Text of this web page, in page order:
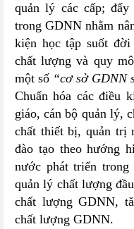
quản lý các cấp;
trong GDNN nhằm
kiện học tập suốt
chất lượng và quy
một số “cơ sở GDNN
Chuẩn hóa các điều
giáo, cán bộ quản lý,
chất thiết bị, quản trị
đào tạo theo hướng
nước phát triển
quản lý chất lượng
chất lượng GDNN,
chất lượng GDNN.